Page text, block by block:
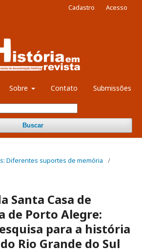
Sobre Contato Submissões
Buscar
Cadastro Acesso
Diferentes suportes de memória
/
Santa Casa de
de Porto Alegre:
para a história
Rio Grande do Sul